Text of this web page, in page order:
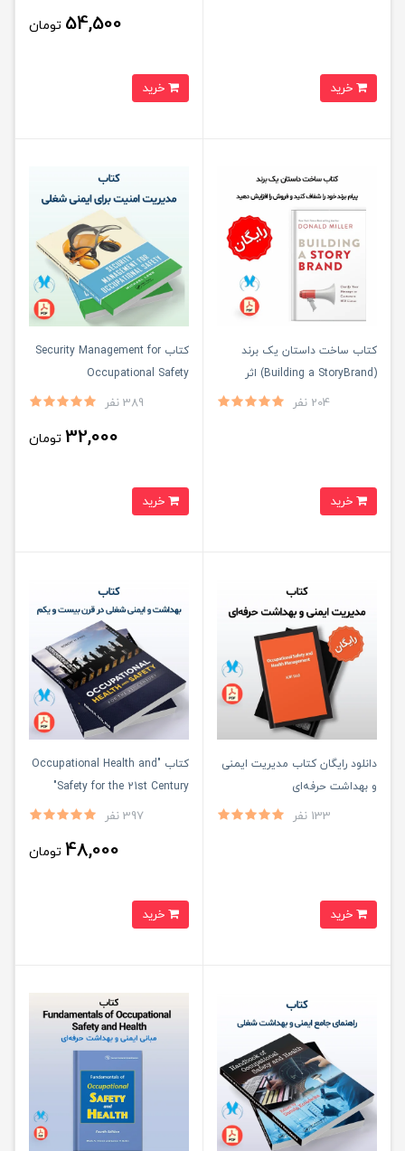
54,500 تومان
کتاب ساخت داستان یک برند
(Building a StoryBrand) اثر
دونالد میلر204 نفر
کتاب Security Management for
Occupational Safety
389 نفر
32,000 تومان
دانلود رایگان کتاب مدیریت ایمنی
و بهداشت حرفه‌ای
133 نفر
کتاب "Occupational Health and
Safety for the 21st Century"
397 نفر
48,000 تومان